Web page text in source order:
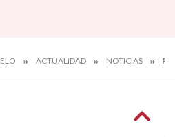
ACTUALIDAD NOTICIAS